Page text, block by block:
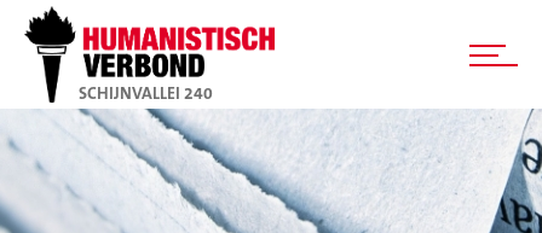
SCHIJNVALLEI 240